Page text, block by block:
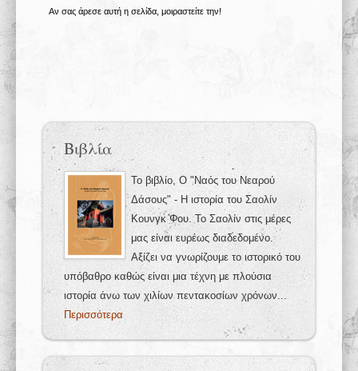
Αν σας άρεσε αυτή η σελίδα, μοιραστείτε την!
Βιβλία
Το βιβλίο, Ο "Ναός του Νεαρού
Δάσους" - Η ιστορία του Σαολίν
Κουνγκ Φου. Το Σαολίν στις μέρες
μας είναι ευρέως διαδεδομένο.
Αξίζει να γνωρίζουμε το ιστορικό του
υπόβαθρο καθώς είναι μια τέχνη με πλούσια
ιστορία άνω των χιλίων πεντακοσίων χρόνων...
Περισσότερα